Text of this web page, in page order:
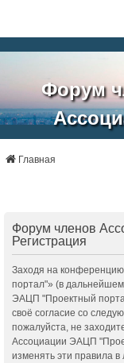
Форум
Главная
Форум членов
Регистрация
Заходя на
портал"» (в
ЭАЦП "Проектный
своё согласие со
пожалуйста, не
Ассоциации ЭАЦП
изменять эти правила